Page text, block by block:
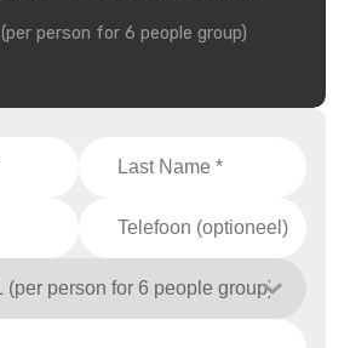
(per person for 6 people group)